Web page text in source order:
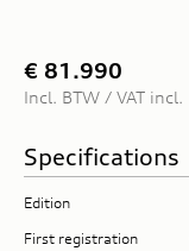
€ 81.990
Incl. BTW / VAT incl.
Specifications
Edition
First registration